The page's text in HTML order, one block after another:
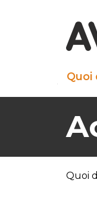
Quoi
Quoi